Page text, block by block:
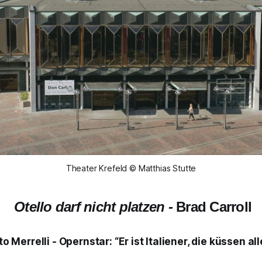
Theater Krefeld © Matthias Stutte
Otello darf nicht platzen -Brad Carroll
Merrelli - Opernstar: “Er ist Italiener, die küssen